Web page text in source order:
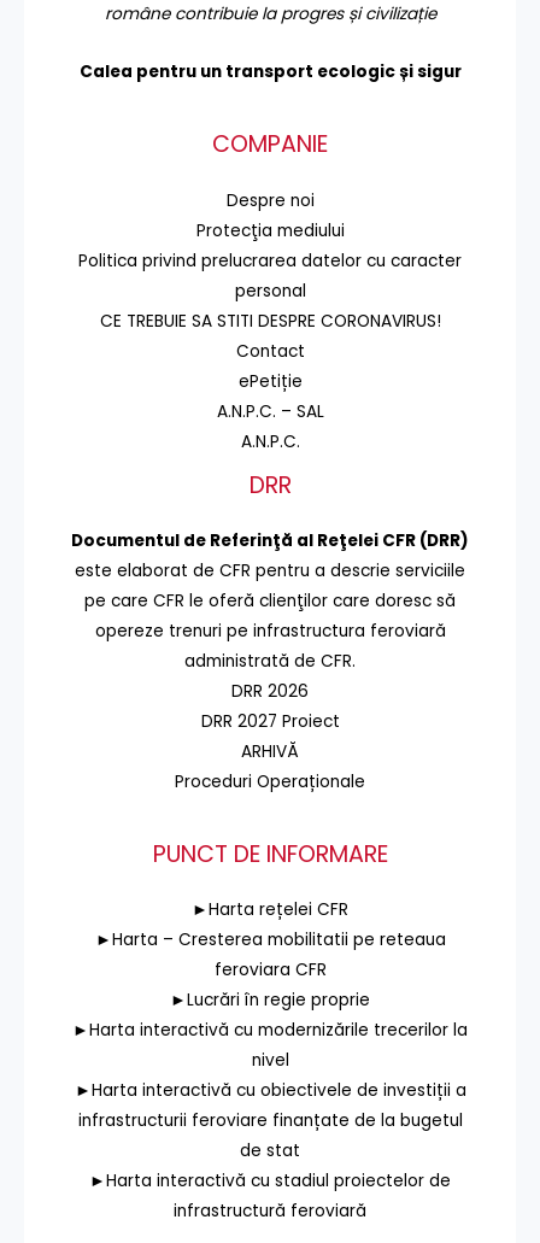
române contribuie la progres și civilizație
Calea pentru un transport ecologic și sigur
COMPANIE
Despre noi
Protecţia mediului
Politica privind prelucrarea datelor cu caracter
personal
CE TREBUIE SA STITI DESPRE CORONAVIRUS!
Contact
ePetiție
A.N.P.C. – SAL
A.N.P.C.
DRR
Documentul de Referinţă al Reţelei CFR (DRR)
este elaborat de CFR pentru a descrie serviciile
pe care CFR le oferă clienţilor care doresc să
opereze trenuri pe infrastructura feroviară
administrată de CFR.
DRR 2026
DRR 2027 Proiect
ARHIVĂ
Proceduri Operaționale
PUNCT DE INFORMARE
►Harta rețelei CFR
►Harta – Cresterea mobilitatii pe reteaua
feroviara CFR
►Lucrări în regie proprie
►Harta interactivă cu modernizările trecerilor la
nivel
►Harta interactivă cu obiectivele de investiții a
infrastructurii feroviare finanțate de la bugetul
de stat
►Harta interactivă cu stadiul proiectelor de
infrastructură feroviară